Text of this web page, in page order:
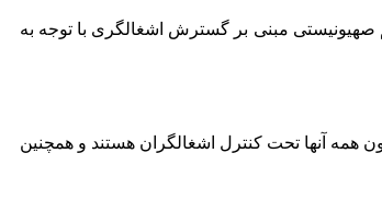
شهر غزه سکونت دارند و تهدیدات رژیم صهیونیستی مبنی بر گسترش اشغالگری با توجه به
همه آنها تحت کنترل اشغالگران هستند و همچنین